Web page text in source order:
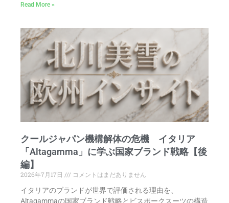
Read More »
クールジャパン機構解体の危機 イタリア
「Altagamma」に学ぶ国家ブランド戦略【後
編】
2026年7月17日
コメントはまだありません
イタリアのブランドが世界で評価される理由を、
Altagammaの国家ブランド戦略とビスポークスーツの構造